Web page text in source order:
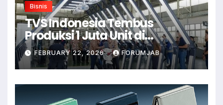
Bisnis
TVS Indonesia Tembus
Produksi 1 Juta Unit di
Karawang
FEBRUARY 22, 2026 FORUMJAB